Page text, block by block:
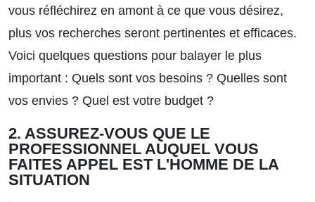
vous réfléchirez en amont à ce que vous désirez,
plus vos recherches seront pertinentes et efficaces.
Voici quelques questions pour balayer le plus
important : Quels sont vos besoins ? Quelles sont
vos envies ? Quel est votre budget ?
2. ASSUREZ-VOUS QUE LE
PROFESSIONNEL AUQUEL VOUS
FAITES APPEL EST L'HOMME DE LA
SITUATION